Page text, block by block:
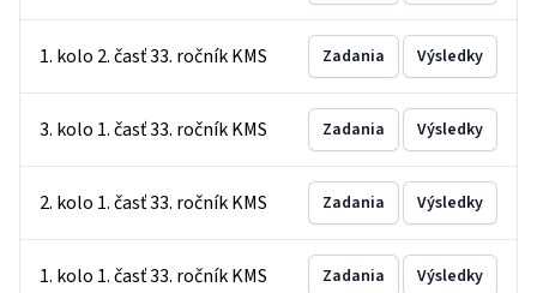
1. kolo 2. časť 33. ročník KMS Zadania Výsledky
3. kolo 1. časť 33. ročník KMS Zadania Výsledky
2. kolo 1. časť 33. ročník KMS Zadania Výsledky
1. kolo 1. časť 33. ročník KMS Zadania Výsledky